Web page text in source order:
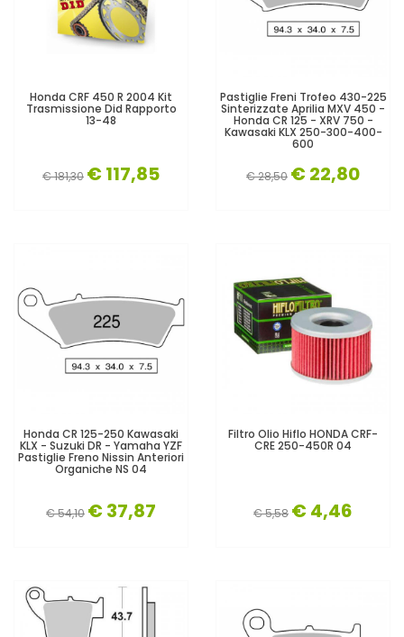
Honda CRF 450 R 2004 Kit
Trasmissione Did Rapporto
13-48
€ 181,30 € 117,85
Pastiglie Freni Trofeo 430-225
Sinterizzate Aprilia MXV 450 -
Honda CR 125 - XRV 750 -
Kawasaki KLX 250-300-400-
600
€ 28,50 € 22,80
Honda CR 125-250 Kawasaki
KLX - Suzuki DR - Yamaha YZF
Pastiglie Freno Nissin Anteriori
Organiche NS 04
€ 54,10 € 37,87
Filtro Olio Hiflo HONDA CRF-
CRE 250-450R 04
€ 5,58 € 4,46